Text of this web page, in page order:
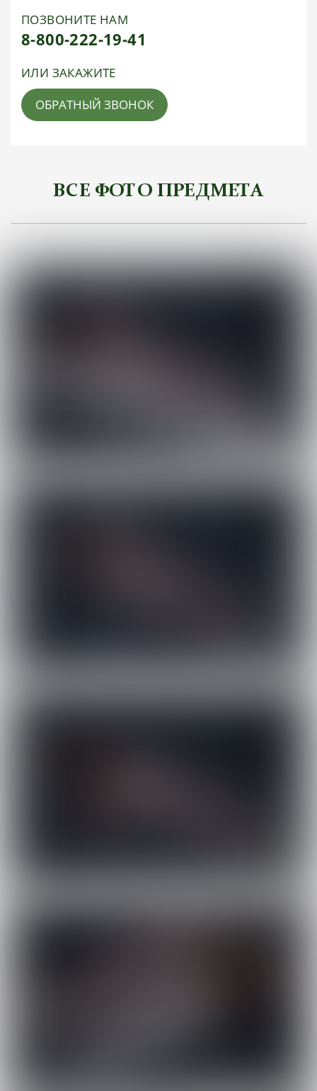
ПОЗВОНИТЕ НАМ
8-800-222-19-41
ИЛИ ЗАКАЖИТЕ
ОБРАТНЫЙ ЗВОНОК
ВСЕ ФОТО ПРЕДМЕТА